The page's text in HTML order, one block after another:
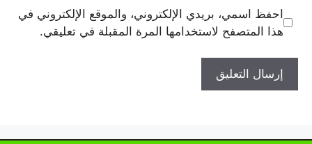
احفظ اسمي، بريدي الإلكتروني، والموقع الإلكتروني في
هذا المتصفح لاستخدامها المرة المقبلة في تعليقي.